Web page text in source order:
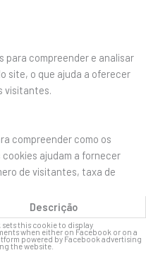
​​para compreender e analisar
site, o que ajuda a oferecer
visitantes.
compreender como os
ajudam a fornecer
de visitantes, taxa de
Descrição
sets this cookie to display
when either on Facebook or on a
powered by Facebook advertising
the website.